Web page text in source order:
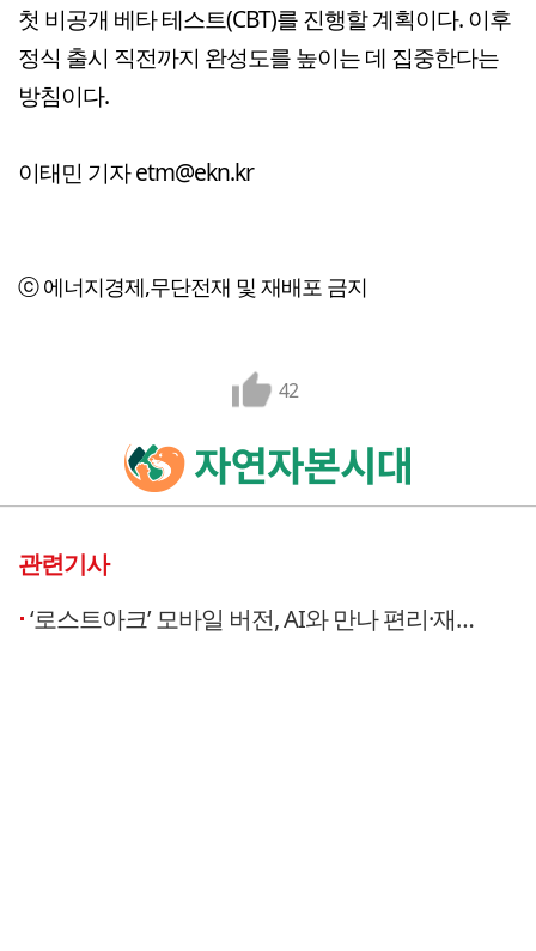
첫 비공개 베타 테스트(CBT)를 진행할 계획이다. 이후
정식 출시 직전까지 완성도를 높이는 데 집중한다는
방침이다.
이태민 기자 etm@ekn.kr
ⓒ 에너지경제,무단전재 및 재배포 금지
42
관련기사
‘로스트아크’ 모바일 버전, AI와 만나 편리·재미 ‘배가’